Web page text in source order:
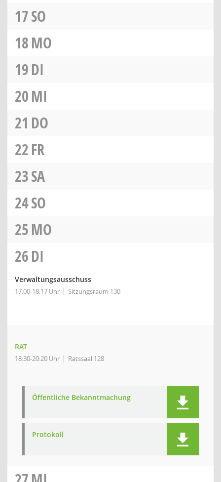
17SO
18MO
19DI
20MI
21 DO
22FR
23SA
24SO
25MO
26DI
Verwaltungsausschuss
17:00-18:17 Uhr Sitzungsraum 130
RAT
18:30-20:20 Uhr Ratssaal 128
Öffentliche Bekanntmachung
Protokoll